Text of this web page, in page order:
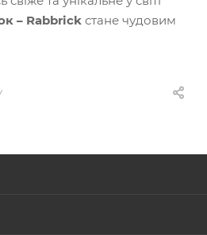
– Rabbrick стане чудовим